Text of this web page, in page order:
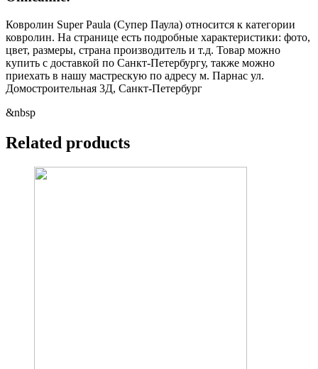
Ковролин Super Paula (Супер Паула) относится к категории
ковролин. На странице есть подробные характеристики: фото,
цвет, размеры, страна производитель и т.д. Товар можно
купить с доставкой по Санкт-Петербургу, также можно
приехать в нашу мастрескую по адресу м. Парнас ул.
Домостроительная 3Д, Санкт-Петербург
&nbsp
Related products